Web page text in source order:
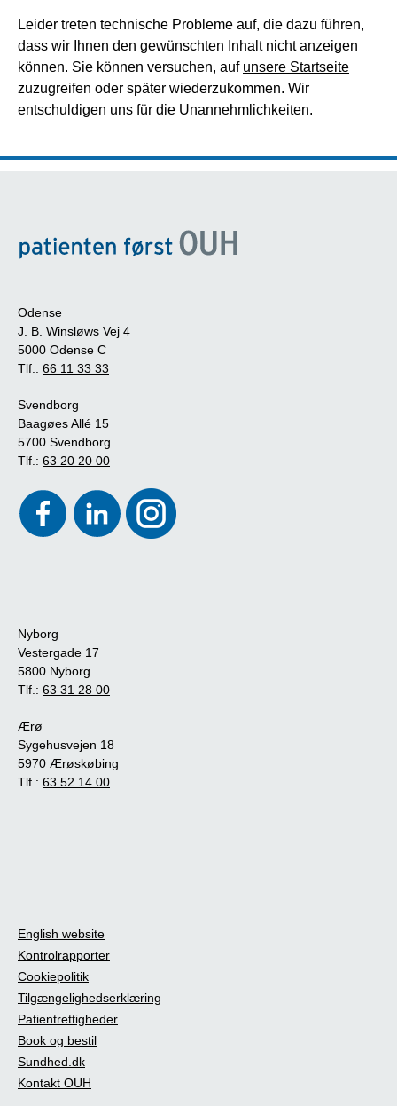
Leider treten technische Probleme auf, die dazu führen,
dass wir Ihnen den gewünschten Inhalt nicht anzeigen
können. Sie können versuchen, auf unsere Startseite
zuzugreifen oder später wiederzukommen. Wir
entschuldigen uns für die Unannehmlichkeiten.
Odense
J. B. Winsløws Vej 4
5000 Odense C
Tlf.: 66 11 33 33
Svendborg
Baagøes Allé 15
5700 Svendborg
Tlf.: 63 20 20 00
Nyborg
Vestergade 17
5800 Nyborg
Tlf.: 63 31 28 00
Ærø
Sygehusvejen 18
5970 Ærøskøbing
Tlf.: 63 52 14 00
English website
Kontrolrapporter
Cookiepolitik
Tilgængelighedserklæring
Patientrettigheder
Book og bestil
Sundhed.dk
Kontakt OUH